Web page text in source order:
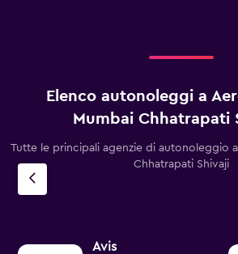
Elenco autonoleggi a
Mumbai Chhatrapati
Tutte le principali agenzie di autonoleggio
Chhatrapati Shivaji
Avis